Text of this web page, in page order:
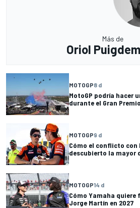
Más de
Oriol
MOTOGP8 d
MotoGP podría hacer
durante el Gran
MOTOGP9 d
Cómo el conflicto con
descubierto la mayor
MOTOGP14 d
Cómo Yamaha
Jorge Martín en 2027